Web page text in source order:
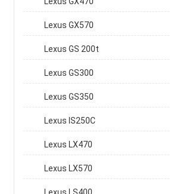
Lexus GX570
Lexus GS 200t
Lexus GS300
Lexus GS350
Lexus IS250C
Lexus LX470
Lexus LX570